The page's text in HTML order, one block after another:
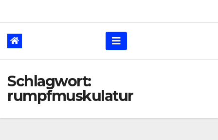
Schlagwort:
rumpfmuskulatur